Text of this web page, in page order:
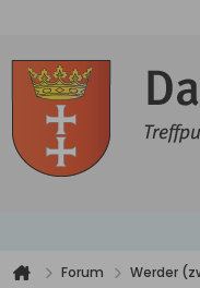
Forum
Werder